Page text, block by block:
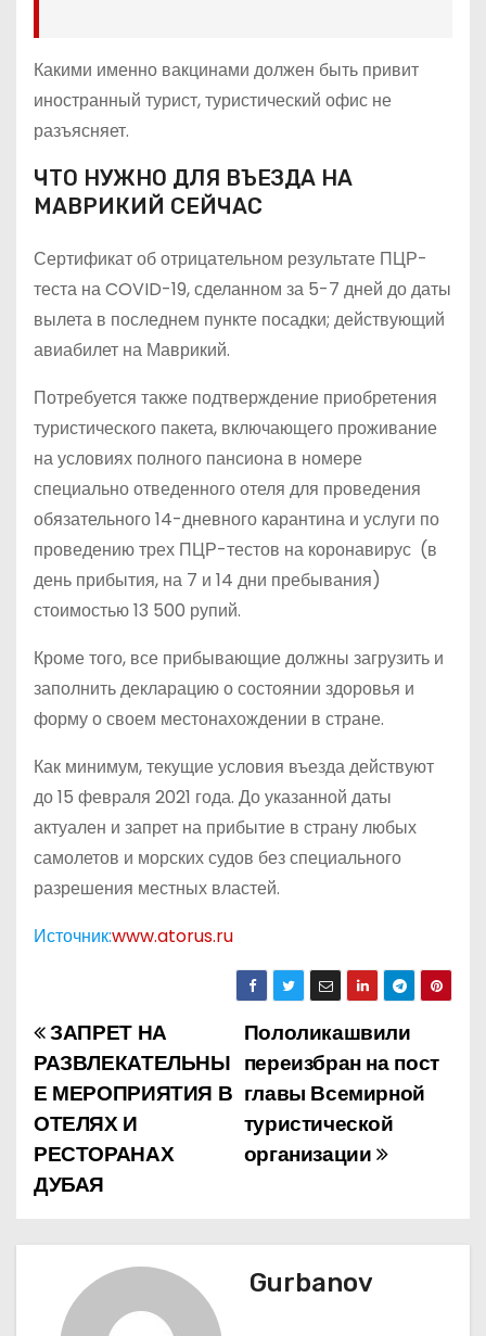
Какими именно вакцинами должен быть привит
иностранный турист, туристический офис не
разъясняет.
ЧТО НУЖНО ДЛЯ ВЪЕЗДА НА
МАВРИКИЙ СЕЙЧАС
Сертификат об отрицательном результате ПЦР-
теста на COVID-19, сделанном за 5-7 дней до даты
вылета в последнем пункте посадки; действующий
авиабилет на Маврикий.
Потребуется также подтверждение приобретения
туристического пакета, включающего проживание
на условиях полного пансиона в номере
специально отведенного отеля для проведения
обязательного 14-дневного карантина и услуги по
проведению трех ПЦР-тестов на коронавирус (в
день прибытия, на 7 и 14 дни пребывания)
стоимостью 13 500 рупий.
Кроме того, все прибывающие должны загрузить и
заполнить декларацию о состоянии здоровья и
форму о своем местонахождении в стране.
Как минимум, текущие условия въезда действуют
до 15 февраля 2021 года. До указанной даты
актуален и запрет на прибытие в страну любых
самолетов и морских судов без специального
разрешения местных властей.
Источник:www.atorus.ru
Н
а
в
и
Пололикашвили
переизбран на пост
главы Всемирной
туристической
организации
ЗАПРЕТ НА
РАЗВЛЕКАТЕЛЬНЫ
Е МЕРОПРИЯТИЯ В
ОТЕЛЯХ И
РЕСТОРАНАХ
ДУБАЯ
Gurbanov